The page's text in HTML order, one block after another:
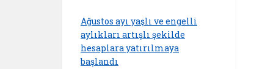
Ağustos ayı yaşlı ve engelli
aylıkları artışlı şekilde
hesaplara yatırılmaya
başlandı